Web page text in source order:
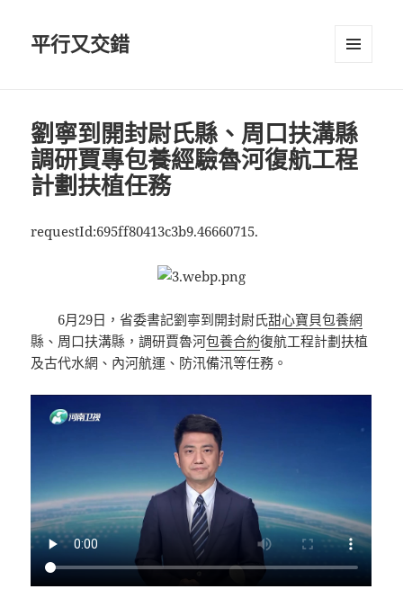
平行又交錯
劉寧到開封尉氏縣、周口扶溝縣
調研賈專包養經驗魯河復航工程
計劃扶植任務
requestId:695ff80413c3b9.46660715.
6月29日，省委書記劉寧到開封尉氏甜心寶貝包養網
縣、周口扶溝縣，調研賈魯河包養合約復航工程計劃扶植
及古代水網、內河航運、防汛備汛等任務。